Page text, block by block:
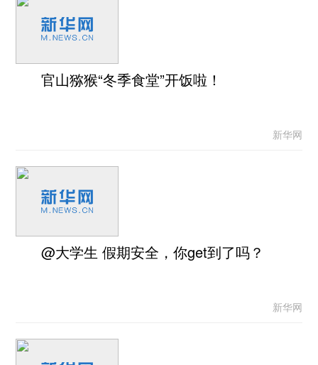
官山猕猴“冬季食堂”开饭啦！
新华网
@大学生 假期安全，你get到了吗？
新华网